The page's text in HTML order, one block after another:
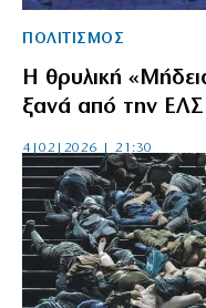
ΠΟΛΙΤΙΣΜΟΣ
Η θρυλική
ξανά από την ΕΛΣ
4|02|2026 | 21:30